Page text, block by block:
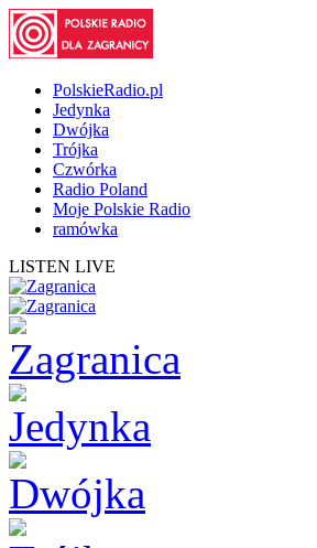
PolskieRadio.pl
Jedynka
Dwójka
Trójka
Czwórka
Radio Poland
Moje Polskie Radio
ramówka
LISTEN LIVE